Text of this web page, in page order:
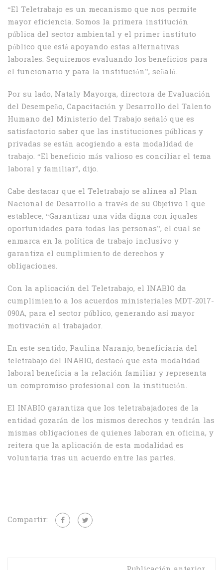
“El Teletrabajo es un mecanismo que nos permite
mayor eficiencia. Somos la primera institución
pública del sector ambiental y el primer instituto
público que está apoyando estas alternativas
laborales. Seguiremos evaluando los beneficios para
el funcionario y para la institución”, señaló.
Por su lado, Nataly Mayorga, directora de Evaluación
del Desempeño, Capacitación y Desarrollo del Talento
Humano del Ministerio del Trabajo señaló que es
satisfactorio saber que las instituciones públicas y
privadas se están acogiendo a esta modalidad de
trabajo. “El beneficio más valioso es conciliar el tema
laboral y familiar”, dijo.
Cabe destacar que el Teletrabajo se alinea al Plan
Nacional de Desarrollo a través de su Objetivo 1 que
establece, “Garantizar una vida digna con iguales
oportunidades para todas las personas”, el cual se
enmarca en la política de trabajo inclusivo y
garantiza el cumplimiento de derechos y
obligaciones.
Con la aplicación del Teletrabajo, el INABIO da
cumplimiento a los acuerdos ministeriales MDT-2017-
090A, para el sector público, generando así mayor
motivación al trabajador.
En este sentido, Paulina Naranjo, beneficiaria del
teletrabajo del INABIO, destacó que esta modalidad
laboral beneficia a la relación familiar y representa
un compromiso profesional con la institución.
El INABIO garantiza que los teletrabajadores de la
entidad gozarán de los mismos derechos y tendrán las
mismas obligaciones de quienes laboran en oficina, y
reitera que la aplicación de esta modalidad es
voluntaria tras un acuerdo entre las partes.
Compartir: